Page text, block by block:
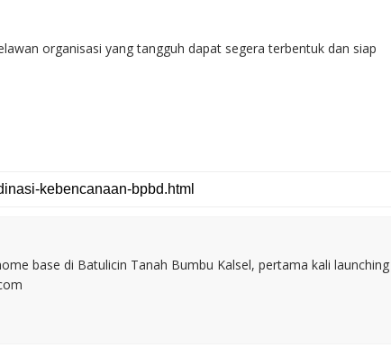
organisasi yang tangguh dapat segera terbentuk dan siap
base di Batulicin Tanah Bumbu Kalsel, pertama kali launching